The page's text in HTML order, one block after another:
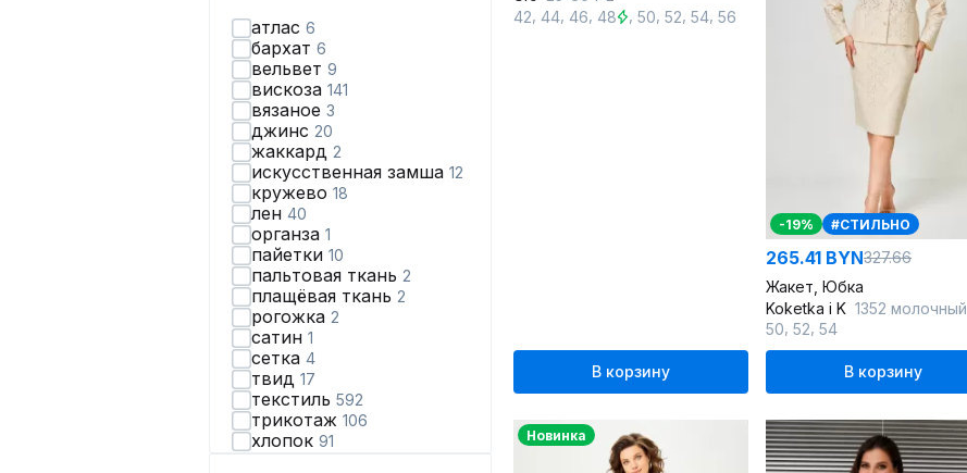
атлас 6
бархат 6
вельвет 9
вискоза 141
вязаное 3
джинс 20
жаккард 2
искусственная замша 12
кружево 18
лен 40
органза 1
пайетки 10
пальтовая ткань 2
плащёвая ткань 2
рогожка 2
сатин 1
сетка 4
твид 17
текстиль 592
трикотаж 106
хлопок 91
42 44 46 48 ,50 ,52 ,54 ,56
В корзину
-19% #СТИЛЬНО
265.41 BYN327.66
Жакет, Юбка
Koketka i K 1352 молочный
50 52 54
В корзину
Новинка